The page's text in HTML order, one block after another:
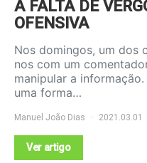
A FALTA DE
OFENSIVA
Nos domingos, um dos
nos com um
manipular a
uma forma…
Manuel João Dias 2021.03.01
Ver artigo